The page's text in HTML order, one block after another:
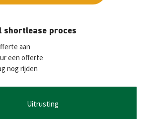
E
m
ai
l
W
h
at
sA
p
p
M
se
ge
r
shortlease proces
aan
een offerte
nog rijden
Uitrusting